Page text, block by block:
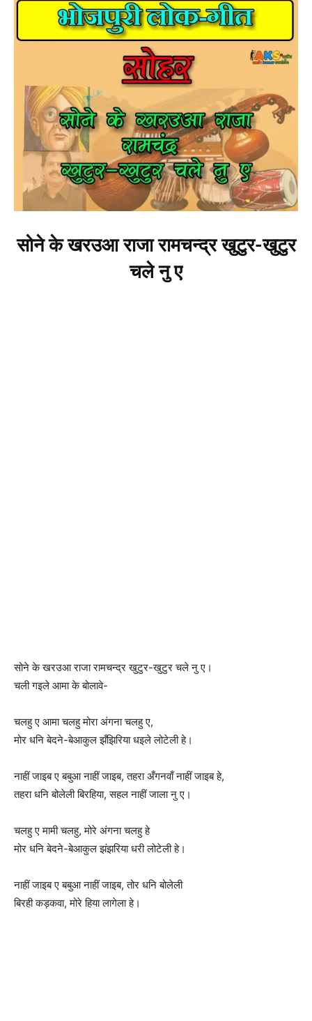
सोने के खरउआ राजा रामचन्द्र खुटुर-खुटुर
चले नु ए
सोने के खरउआ राजा रामचन्द्र खुटुर-खुटुर चले नु ए।
चली गइले आमा के बोलावे-
चलहु ए आमा चलहु मोरा अंगना चलहु ए,
मोर धनि बेदने-बेआकुल झँझिरिया धइले लोटेली हे।
नाहीं जाइब ए बबुआ नाहीं जाइब, तहरा अँगनवाँ नाहीं जाइब हे,
तहरा धनि बोलेली बिरहिया, सहल नाहीं जाला नु ए।
चलहु ए मामी चलहु, मोरे अंगना चलहु हे
मोर धनि बेदने-बेआकुल झंझरिया धरी लोटेली हे।
नाहीं जाइब ए बबुआ नाहीं जाइब, तोर धनि बोलेली
बिरही कड़कवा, मोरे हिया लागेला हे।